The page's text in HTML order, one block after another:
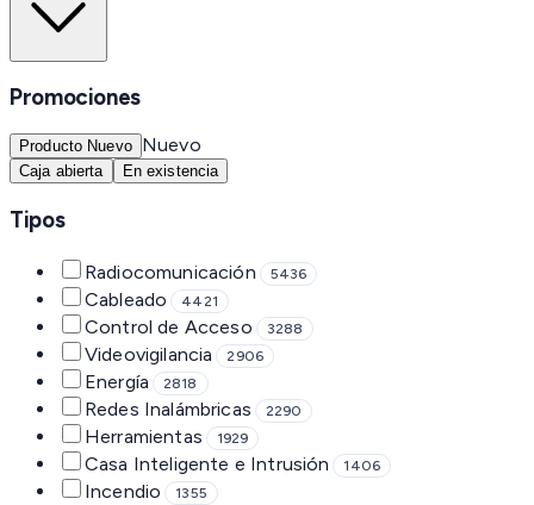
Promociones
Producto Nuevo Nuevo
Caja abierta En existencia
Tipos
Radiocomunicación 5436
Cableado 4421
Control de Acceso 3288
Videovigilancia 2906
Energía 2818
Redes Inalámbricas 2290
Herramientas 1929
Casa Inteligente e Intrusión 1406
Incendio 1355